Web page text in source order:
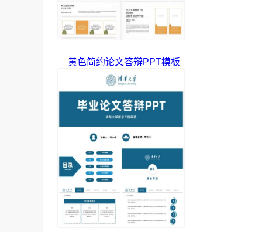
黄色简约论文答辩PPT模板